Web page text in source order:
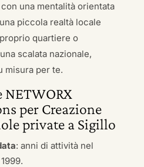
una mentalità orientata
piccola realtà locale
quartiere o
scalata nazionale,
misura per te.
NETWORX
per Creazione
private a Sigillo
: anni di attività nel